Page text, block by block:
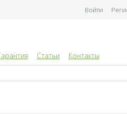
Войти
Статьи Контакты